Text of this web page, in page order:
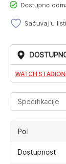
Dostupno
Sačuvaj u
WATCH STADION
Specifikacije
Pol
Dostupnost